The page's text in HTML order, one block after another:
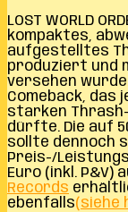
LOST WORLD
kompaktes,
aufgestelltes
produziert und
versehen
Comeback, das
starken
dürfte. Die auf
sollte dennoch
Preis-/
Euro (inkl. P&V)
Records
ebenfalls(siehe